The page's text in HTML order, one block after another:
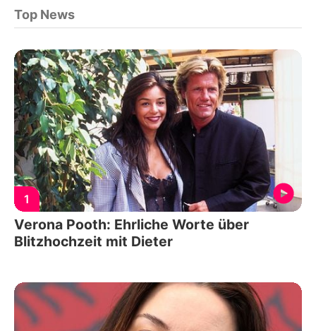
Top News
1
Verona Pooth: Ehrliche Worte über
Blitzhochzeit mit Dieter